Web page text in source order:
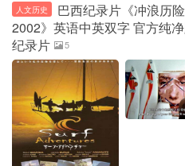
人文历史
巴西纪录片《冲浪历
2002》英语中英双字 官方纯
纪录片
5